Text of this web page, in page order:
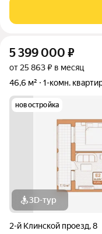
комфорт для всей
тёплых семейных
5 399 000 ₽
от 25 863 ₽ в месяц
46,6 м²
1-комн.
новостройка
3D-тур
2-й Клинской проезд,8